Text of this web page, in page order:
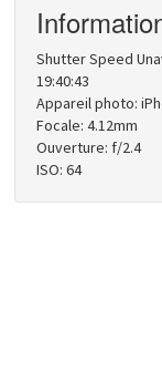
Shutter Speed
19:40:43
Appareil photo:
Focale: 4.12mm
Ouverture: f/2.4
ISO: 64